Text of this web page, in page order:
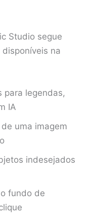
Studio segue
na
legendas,
IA
uma imagem
indesejados
fundo de